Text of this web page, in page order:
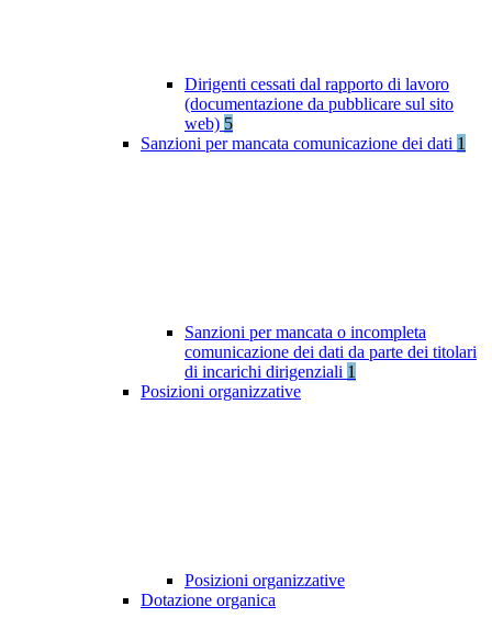
Dirigenti cessati dal rapporto di lavoro
(documentazione da pubblicare sul sito
web) 5
Sanzioni per mancata comunicazione dei dati 1
Sanzioni per mancata o incompleta
comunicazione dei dati da parte dei titolari
di incarichi dirigenziali 1
Posizioni organizzative
Posizioni organizzative
Dotazione organica